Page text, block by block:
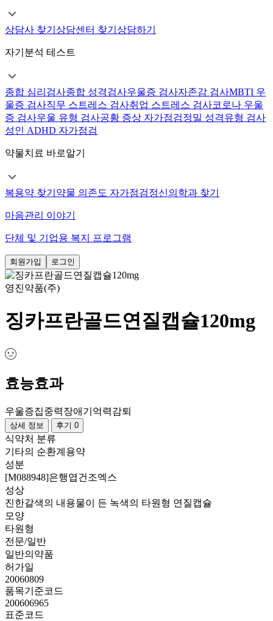
상담사 찾기 상담센터 찾기 상담하기
자기분석 테스트
종합 심리검사종합 성격검사우울증 검사자존감 검사MBTI 우
울증 검사직무 스트레스 검사취업 스트레스 검사코로나 우울
증 검사우울 유형 검사공황 증상 자가점검정밀 성격유형 검사
성인 ADHD 자가점검
약물치료 바로알기
복용약 찾기 약물 의존도 자가점검정신의학과 찾기
마음관리 이야기
단체 및 기업용 복지 프로그램
회원가입 로그인
영진약품(주)
징카프란골드연질캡슐120mg
효능효과
우울증집중력장애 기억력감퇴
상세 정보 후기 0
식약처 분류
기타의 순환계용약
성분
[M088948]은행엽건조엑스
성상
진한갈색의 내용물이 든 녹색의 타원형 연질캡슐
모양
타원형
전문/일반
일반의약품
허가일
20060809
품목기준코드
200606965
표준코드